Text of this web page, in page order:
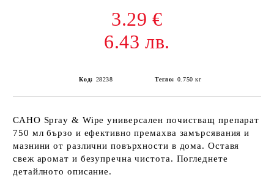
3.29 €
6.43 лв.
Код: 28238 Тегло: 0.750 кг
САНО Spray & Wipe универсален почистващ препарат
750 мл бързо и ефективно премахва замърсявания и
мазнини от различни повърхности в дома. Оставя
свеж аромат и безупречна чистота. Погледнете
детайлното описание.